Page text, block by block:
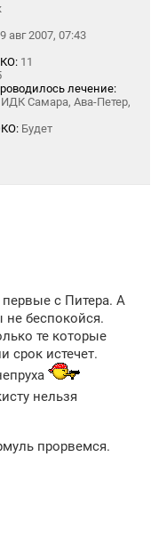
авг 2007, 07:43
11
лечение:
Самара, Ава-Петер,
Будет
с Питера. А
беспокойся.
те которые
срок истечет.
нельзя
прорвемся.